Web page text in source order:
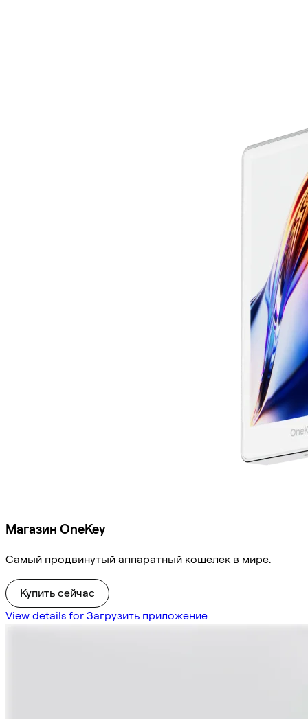
Магазин OneKey
Самый продвинутый аппаратный кошелек в мире.
Купить сейчас
View details for Загрузить приложение